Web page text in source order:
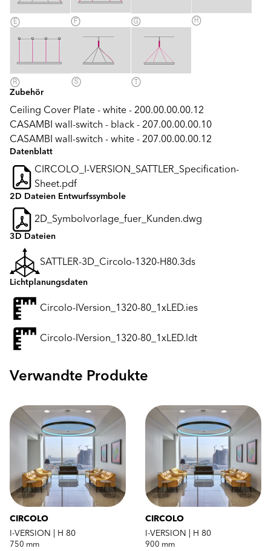
Zubehör
Ceiling Cover Plate - white - 200.00.00.00.12
CASAMBI wall-switch - black - 207.00.00.00.10
CASAMBI wall-switch - white - 207.00.00.00.12
Datenblatt
CIRCOLO_I-VERSION_SATTLER_Specification-
Sheet.pdf
2D Dateien Entwurfssymbole
2D_Symbolvorlage_fuer_Kunden.dwg
3D Dateien
SATTLER-3D_Circolo-1320-H80.3ds
Lichtplanungsdaten
Circolo-IVersion_1320-80_1xLED.ies
Circolo-IVersion_1320-80_1xLED.ldt
Verwandte Produkte
CIRCOLO
I-VERSION | H 80
750 mm
CIRCOLO
I-VERSION | H 80
900 mm